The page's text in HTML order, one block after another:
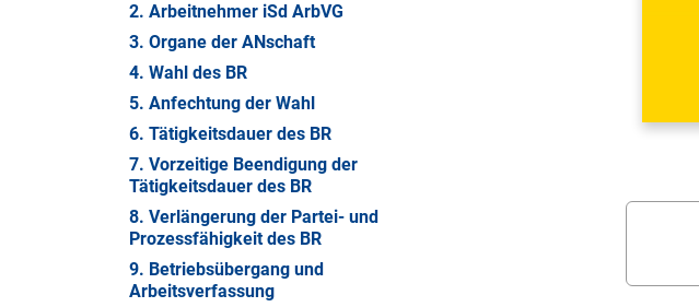
2. Arbeitnehmer iSd ArbVG
3. Organe der ANschaft
4. Wahl des BR
5. Anfechtung der Wahl
6. Tätigkeitsdauer des BR
7. Vorzeitige Beendigung der
Tätigkeitsdauer des BR
8. Verlängerung der Partei- und
Prozessfähigkeit des BR
9. Betriebsübergang und
Arbeitsverfassung